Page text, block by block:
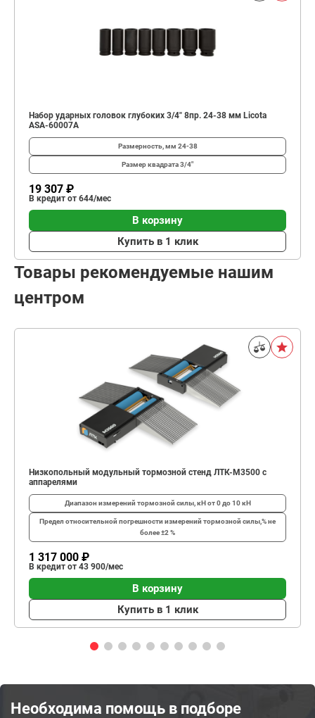
Набор ударных головок глубоких 3/4" 8пр. 24-38 мм Licota
ASA-60007A
Размерность, мм 24-38
Размер квадрата3/4"
19 307 ₽
В кредит от 644/мес
В корзину
Купить в 1 клик
Товары рекомендуемые нашим
центром
Низкопольный модульный тормозной стенд ЛТК-М3500 с
аппарелями
Диапазон измерений тормозной силы, кНот 0 до 10 кН
Предел относительной погрешности измерений тормозной силы,%не
более ±2 %
1 317 000 ₽
В кредит от 43 900/мес
В корзину
Купить в 1 клик
Необходима помощь в подборе